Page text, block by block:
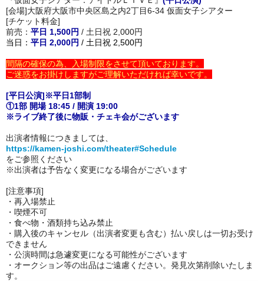
[会場]大阪府大阪市中央区島之内2丁目6-34 仮面女子シアター
[チケット料金]
前売： 平日 1,500円 / 土日祝 2,000円
当日： 平日 2,000円 / 土日祝 2,500円
間隔の確保の為、入場制限をさせて頂いております。
ご迷惑をお掛けしますがご理解いただければ幸いです。
[平日公演]※平日1部制
①1部 開場 18:45 / 開演 19:00
※ライブ終了後に物販・チェキ会がございます
出演者情報につきましては、
https://kamen-joshi.com/theater#Schedule
をご参照ください
※出演者は予告なく変更になる場合がございます
[注意事項]
・再入場禁止
・喫煙不可
・ 食べ物・酒類持ち込み禁止
・購入後のキャンセル（出演者変更も含む）払い戻しは一切お受け
できません
・公演時間は急遽変更になる可能性がございます
・オークション等の出品はご遠慮ください。発見次第削除いたしま
す。